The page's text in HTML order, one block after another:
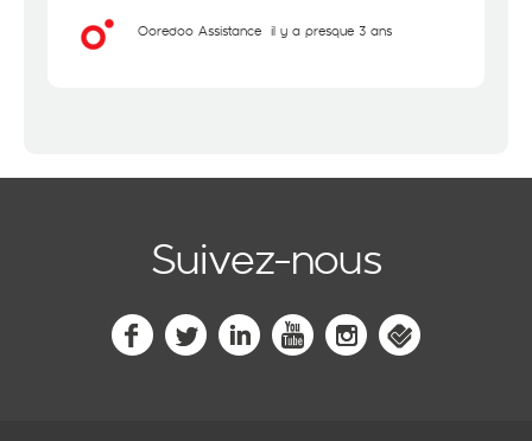
Ooredoo Assistance il y a presque 3 ans
Suivez-nous